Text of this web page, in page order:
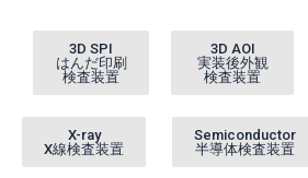
3D SPI
はんだ印刷
検査装置
3D AOI
実装後外観
検査装置
X-ray
X線検査装置
Semiconductor
半導体検査装置